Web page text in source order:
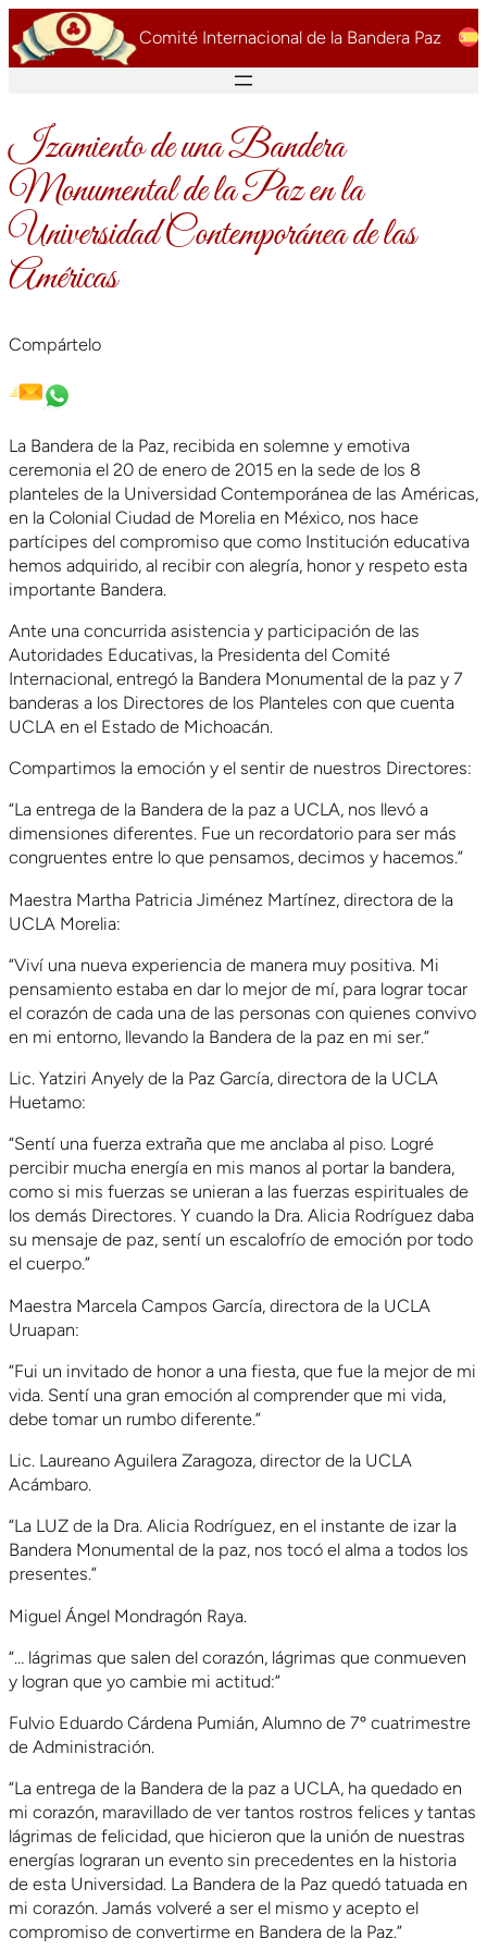
Saltar
al
contenido
Comité Internacional de la Bandera Paz
Izamiento de una Bandera
Monumental de la Paz en la
Universidad Contemporánea de las
Américas
Compártelo
La Bandera de la Paz, recibida en solemne y emotiva
ceremonia el 20 de enero de 2015 en la sede de los 8
planteles de la Universidad Contemporánea de las Américas,
en la Colonial Ciudad de Morelia en México, nos hace
partícipes del compromiso que como Institución educativa
hemos adquirido, al recibir con alegría, honor y respeto esta
importante Bandera.
Ante una concurrida asistencia y participación de las
Autoridades Educativas, la Presidenta del Comité
Internacional, entregó la Bandera Monumental de la paz y 7
banderas a los Directores de los Planteles con que cuenta
UCLA en el Estado de Michoacán.
Compartimos la emoción y el sentir de nuestros Directores:
“La entrega de la Bandera de la paz a UCLA, nos llevó a
dimensiones diferentes. Fue un recordatorio para ser más
congruentes entre lo que pensamos, decimos y hacemos.”
Maestra Martha Patricia Jiménez Martínez, directora de la
UCLA Morelia:
“Viví una nueva experiencia de manera muy positiva. Mi
pensamiento estaba en dar lo mejor de mí, para lograr tocar
el corazón de cada una de las personas con quienes convivo
en mi entorno, llevando la Bandera de la paz en mi ser.”
Lic. Yatziri Anyely de la Paz García, directora de la UCLA
Huetamo:
“Sentí una fuerza extraña que me anclaba al piso. Logré
percibir mucha energía en mis manos al portar la bandera,
como si mis fuerzas se unieran a las fuerzas espirituales de
los demás Directores. Y cuando la Dra. Alicia Rodríguez daba
su mensaje de paz, sentí un escalofrío de emoción por todo
el cuerpo.”
Maestra Marcela Campos García, directora de la UCLA
Uruapan:
“Fui un invitado de honor a una fiesta, que fue la mejor de mi
vida. Sentí una gran emoción al comprender que mi vida,
debe tomar un rumbo diferente.”
Lic. Laureano Aguilera Zaragoza, director de la UCLA
Acámbaro.
“La LUZ de la Dra. Alicia Rodríguez, en el instante de izar la
Bandera Monumental de la paz, nos tocó el alma a todos los
presentes.”
Miguel Ángel Mondragón Raya.
“… lágrimas que salen del corazón, lágrimas que conmueven
y logran que yo cambie mi actitud:”
Fulvio Eduardo Cárdena Pumián, Alumno de 7º cuatrimestre
de Administración.
“La entrega de la Bandera de la paz a UCLA, ha quedado en
mi corazón, maravillado de ver tantos rostros felices y tantas
lágrimas de felicidad, que hicieron que la unión de nuestras
energías lograran un evento sin precedentes en la historia
de esta Universidad. La Bandera de la Paz quedó tatuada en
mi corazón. Jamás volveré a ser el mismo y acepto el
compromiso de convertirme en Bandera de la Paz.”